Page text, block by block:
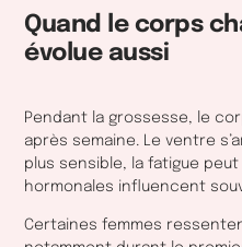
Quand le corps
évolue aussi
Pendant la grossesse, le
après semaine. Le ventre
plus sensible, la fatigue
hormonales influencent
Certaines femmes